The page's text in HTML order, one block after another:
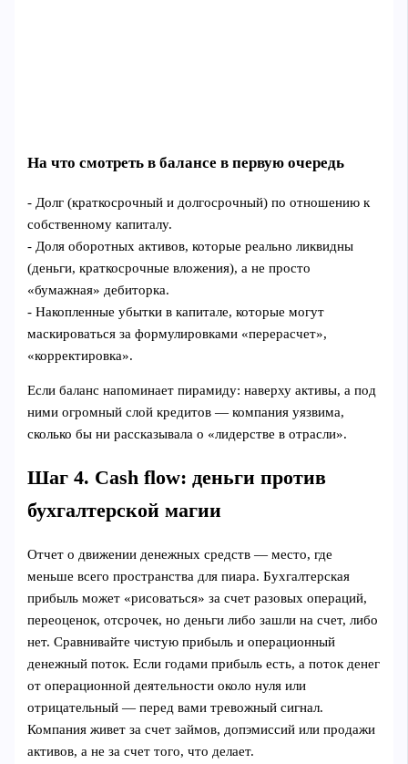
На что смотреть в балансе в первую очередь
- Долг (краткосрочный и долгосрочный) по отношению к
собственному капиталу.
- Доля оборотных активов, которые реально ликвидны
(деньги, краткосрочные вложения), а не просто
«бумажная» дебиторка.
- Накопленные убытки в капитале, которые могут
маскироваться за формулировками «перерасчет»,
«корректировка».
Если баланс напоминает пирамиду: наверху активы, а под
ними огромный слой кредитов — компания уязвима,
сколько бы ни рассказывала о «лидерстве в отрасли».
Шаг 4. Cash flow: деньги против
бухгалтерской магии
Отчет о движении денежных средств — место, где
меньше всего пространства для пиара. Бухгалтерская
прибыль может «рисоваться» за счет разовых операций,
переоценок, отсрочек, но деньги либо зашли на счет, либо
нет. Сравнивайте чистую прибыль и операционный
денежный поток. Если годами прибыль есть, а поток денег
от операционной деятельности около нуля или
отрицательный — перед вами тревожный сигнал.
Компания живет за счет займов, допэмиссий или продажи
активов, а не за счет того, что делает.